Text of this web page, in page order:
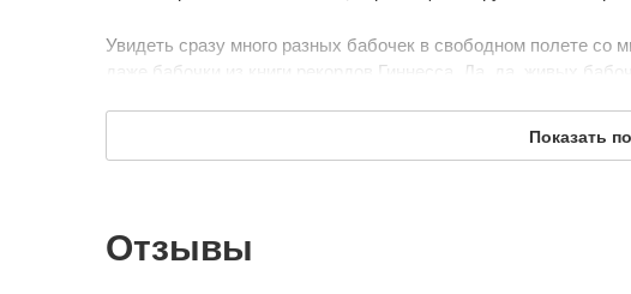
Увидеть сразу много разных бабочек в свободном полете со
даже бабочки из книги рекордов Гиннесса. Да, да, живых
через весь океан в тропики. Для этого достаточно прийти на
Для всех посетителей открывается уникальная возможность
Показать
Отзывы